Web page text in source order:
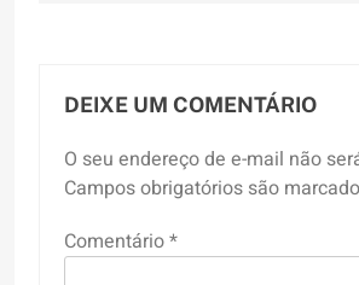
DEIXE UM COMENTÁRIO
O seu endereço de e-mail não
Campos obrigatórios são
Comentário*